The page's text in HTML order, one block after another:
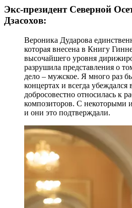
Экс-президент Северной
Дзасохов:
Вероника Дударова
которая внесена в Книгу
высочайшего уровня
разрушила представления о
дело – мужское. Я много раз
концертах и всегда убеждался
добросовестно относилась к
композиторов. С некоторыми
и они это подтверждали.